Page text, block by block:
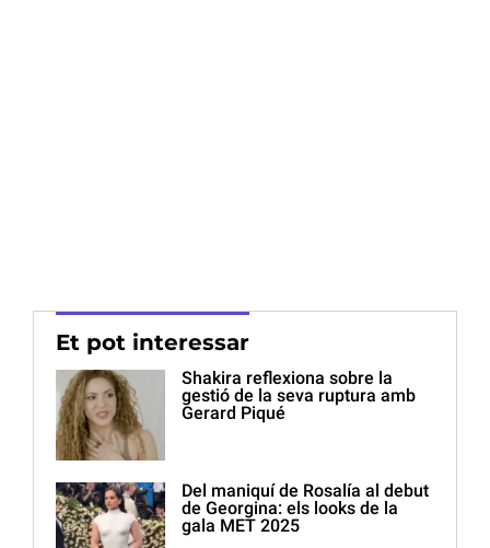
Et pot interessar
Shakira reflexiona sobre la
gestió de la seva ruptura amb
Gerard Piqué
Del maniquí de Rosalía al debut
de Georgina: els looks de la
gala MET 2025